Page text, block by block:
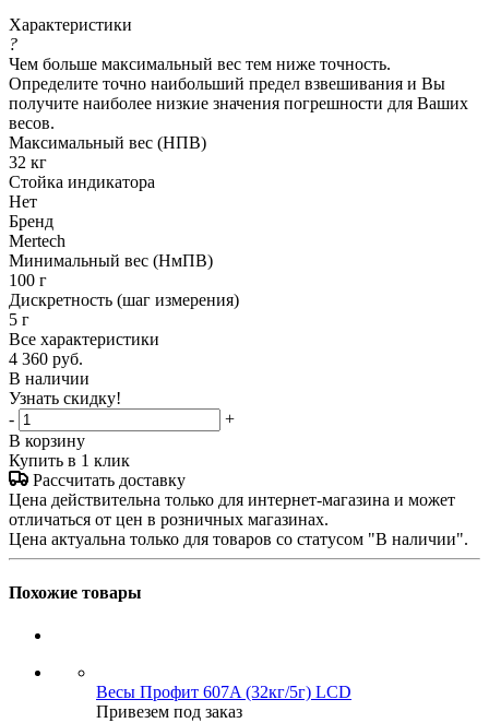
Характеристики
?
Чем больше максимальный вес тем ниже точность.
Определите точно наибольший предел взвешивания и Вы
получите наиболее низкие значения погрешности для Ваших
весов.
Максимальный вес (НПВ)
32 кг
Стойка индикатора
Нет
Бренд
Mertech
Минимальный вес (НмПВ)
100 г
Дискретность (шаг измерения)
5 г
Все характеристики
4 360 руб.
В наличии
Узнать скидку!
-
+
В корзину
Купить в 1 клик
Рассчитать доставку
Цена действительна только для интернет-магазина и может
отличаться от цен в розничных магазинах.
Цена актуальна только для товаров со статусом "В наличии".
Похожие товары
Весы Профит 607A (32кг/5г) LCD
Привезем под заказ